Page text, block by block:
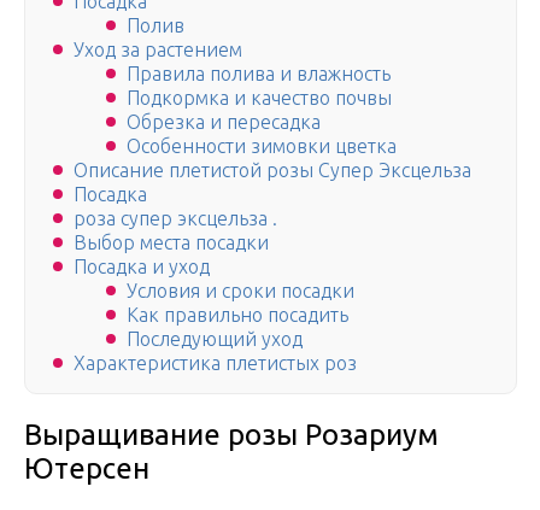
Полив
Уход за растением
Правила полива и влажность
Подкормка и качество почвы
Обрезка и пересадка
Особенности зимовки цветка
Описание плетистой розы Супер Эксцельза
Посадка
роза супер эксцельза .
Выбор места посадки
Посадка и уход
Условия и сроки посадки
Как правильно посадить
Последующий уход
Характеристика плетистых роз
Выращивание розы Розариум
Ютерсен